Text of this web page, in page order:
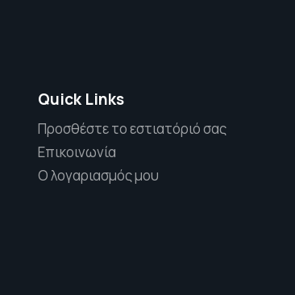
Quick Links
Προσθέστε το εστιατόριό σας
Επικοινωνία
Ο λογαριασμός μου